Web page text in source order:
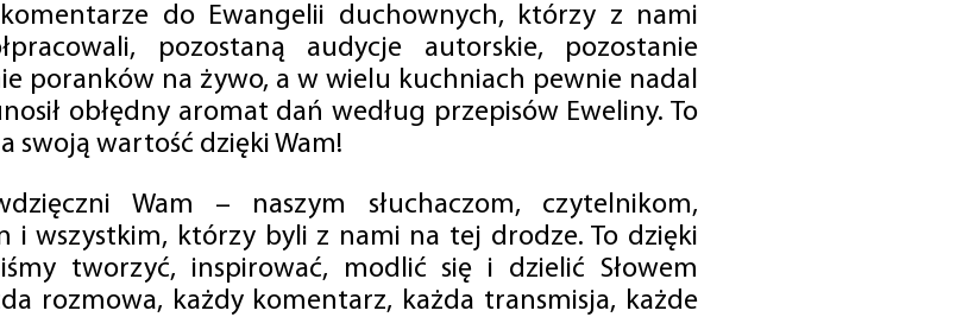
do Ewangelii duchownych, którzy z nami
pozostaną audycje autorskie, pozostanie
poranków na żywo, a w wielu kuchniach pewnie nadal
obłędny aromat dań według przepisów Eweliny. To
swoją wartość dzięki Wam!
Wam – naszym słuchaczom, czytelnikom,
i wszystkim, którzy byli z nami na tej drodze. To dzięki
tworzyć, inspirować, modlić się i dzielić Słowem
rozmowa, każdy komentarz, każda transmisja, każde